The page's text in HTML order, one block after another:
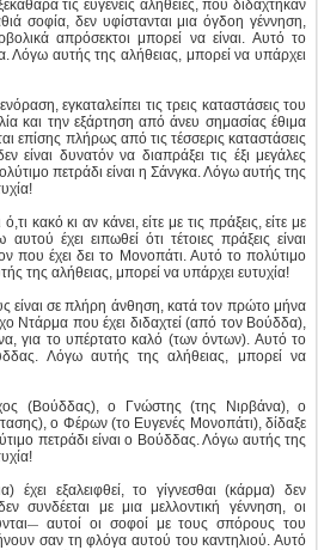
και την εξάρτηση από άνευ σημασίας έθιμα
επίσης πλήρως από τις τέσσερις καταστάσεις
είναι δυνατόν να διαπράξει τις έξι μεγάλες
πετράδι είναι η Σάνγκα. Λόγω αυτής της
κακό κι αν κάνει, είτε με τις πράξεις, είτε με
έχει ειπωθεί ότι τέτοιες πράξεις είναι
που έχει δει το Μονοπάτι. Αυτό το πολύτιμο
της αλήθειας, μπορεί να υπάρχει ευτυχία!
σε πλήρη άνθηση, κατά τον πρώτο μήνα
για το υπέρτατο καλό (των όντων). Αυτό το
Λόγω αυτής της αλήθειας, μπορεί να
ο Φέρων (το Ευγενές Μονοπάτι), δίδαξε
πετράδι είναι ο Βούδδας. Λόγω αυτής της
εξαλειφθεί, το γίγνεσθαι (κάρμα) δεν
—αυτοί οι σοφοί με τους σπόρους του
σαν τη φλόγα αυτού του καντηλιού. Αυτό
Λόγω αυτής της αλήθειας, μπορεί να
συγκεντρωμένα εδώ, γήινα ή ουράνια, ας
τιμώμενο από τους θεούς και τους